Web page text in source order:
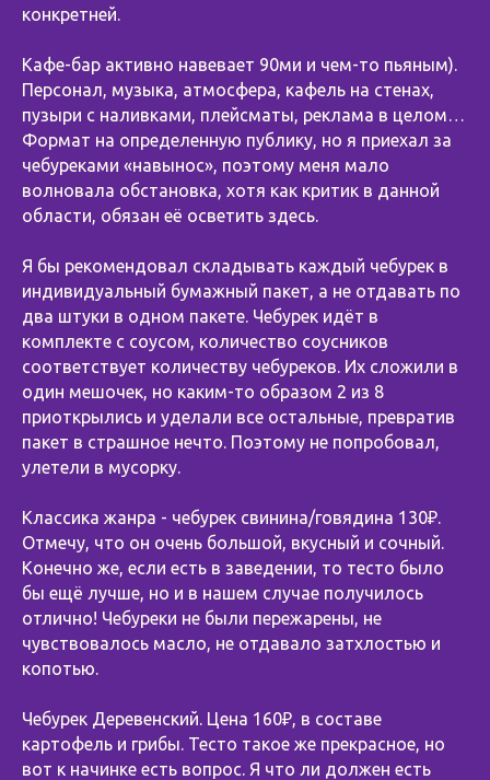
конкретней.
Кафе-бар активно навевает 90ми и чем-то пьяным).
Персонал, музыка, атмосфера, кафель на стенах,
пузыри с наливками, плейсматы, реклама в целом…
Формат на определенную публику, но я приехал за
чебуреками «навынос», поэтому меня мало
волновала обстановка, хотя как критик в данной
области, обязан её осветить здесь.
Я бы рекомендовал складывать каждый чебурек в
индивидуальный бумажный пакет, а не отдавать по
два штуки в одном пакете. Чебурек идёт в
комплекте с соусом, количество соусников
соответствует количеству чебуреков. Их сложили в
один мешочек, но каким-то образом 2 из 8
приоткрылись и уделали все остальные, превратив
пакет в страшное нечто. Поэтому не попробовал,
улетели в мусорку.
Классика жанра - чебурек свинина/говядина 130₽.
Отмечу, что он очень большой, вкусный и сочный.
Конечно же, если есть в заведении, то тесто было
бы ещё лучше, но и в нашем случае получилось
отлично! Чебуреки не были пережарены, не
чувствовалось масло, не отдавало затхлостью и
копотью.
Чебурек Деревенский. Цена 160₽, в составе
картофель и грибы. Тесто такое же прекрасное, но
вот к начинке есть вопрос. Я что ли должен есть